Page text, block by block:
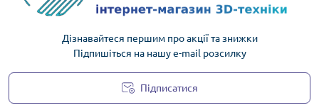
Дізнавайтеся першим про акції та знижки
Підпишіться на нашу e-mail розсилку
Підписатися